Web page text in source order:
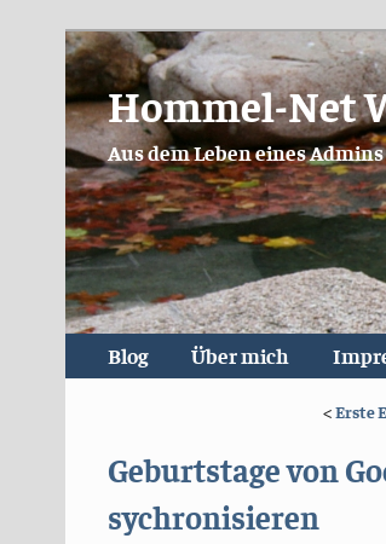
Hommel-Net
Aus dem Leben eines Admins
Blog Über mich
<Erste
Geburtstage von
sychronisieren